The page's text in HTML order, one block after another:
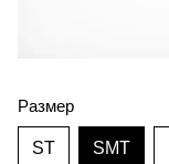
Размер
ST SMT